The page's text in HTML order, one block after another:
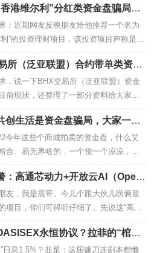
港维尔利”分红类资金盘骗局，
钱几十亿，大量单割会员，警方
，各种举报反诈文章，高度预
崩盘跑路！
：近期网友反映朋友给他推荐一个名为
”的投资理财项目，该投资项目声称是
健康科技集团”公司推出的投资理财项
返本返息。据网友提供的资料显示，该
过第三方链接下载，手机自带的应用商
，下载时会提示该应用未备案，同时会
存在高风险，该应用未公...
所（泛亚联盟）合约带单类资金
年化500%的收益骗局？近期大量
文章，即将崩盘跑路…
，说一下BHX交易所（泛亚联盟）资金
前现状，还整理了一部分资料给大家看
难，众所周知，但金融更残酷，更艰
加注意，千万别存有任何侥幸心理！202
骗局鼓吹每日1%-2%，年化500%，超高
字交易所理财平台开始了拉人，平台创
“姜成”当然...
创生活是资金盘骗局，大家一定
谨防诈骗
今年这些个商城拍卖的资金盘，什么艾
合、易无界啥的，一个接一个凉凉，剩
儿拖提现、画大饼。今天震哥就来说说
一个披着商城外衣的资金盘。记住，
下的最多只有产品先看看它吹的牛：静
天抢拍能分1%利润，听着挺美，其实跟
样，积分和分红...
：高通芯动力+开放云AI（Open
金盘骗局！
友，我是震哥。今儿个跟大伙儿唠俩最
项目，你们可得听仔细了。先说这“高通
型的分红资金盘，玩的就是击鼓传花。
个国庆活动，那收益夸张得离谱，投20
拿将近20万的利润，这不明摆着告诉你
永恒协议？拉菲的“棺材
不住了！
日息1.5%？韭菜：这届镰刀连剧本都懒